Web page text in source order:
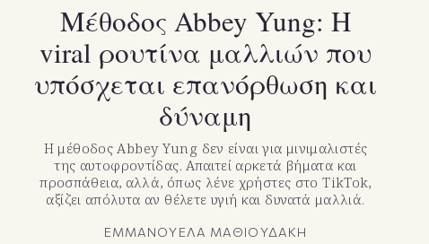
Μέθοδος Abbey Yung: Η
viral ρουτίνα μαλλιών που
υπόσχεται επανόρθωση και
δύναμη
Η μέθοδος Abbey Yung δεν είναι για μινιμαλιστές
της αυτοφροντίδας. Απαιτεί αρκετά βήματα και
προσπάθεια, αλλά, όπως λένε χρήστες στο TikTok,
αξίζει απόλυτα αν θέλετε υγιή και δυνατά μαλλιά.
ΕΜΜΑΝΟΥΕΛΑ ΜΑΘΙΟΥΔΑΚΗ